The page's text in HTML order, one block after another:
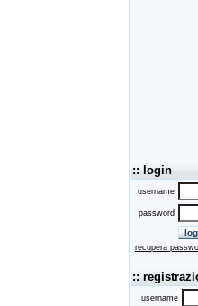
:: login
username
password
recupera
::
username